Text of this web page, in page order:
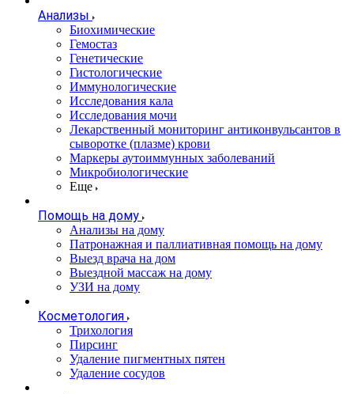
Анализы
Биохимические
Гемостаз
Генетические
Гистологические
Иммунологические
Исследования кала
Исследования мочи
Лекарственный мониторинг антиконвульсантов в
сыворотке (плазме) крови
Маркеры аутоиммунных заболеваний
Микробиологические
Еще
Помощь на дому
Анализы на дому
Патронажная и паллиативная помощь на дому
Выезд врача на дом
Выездной массаж на дому
УЗИ на дому
Косметология
Трихология
Пирсинг
Удаление пигментных пятен
Удаление сосудов